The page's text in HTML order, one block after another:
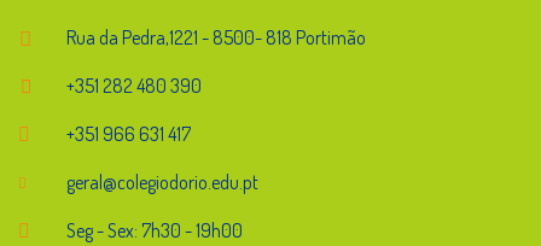
Rua da Pedra,1221 - 8500- 818 Portimão
+351 282 480 390
+351 966 631 417
geral@colegiodorio.edu.pt
Seg - Sex: 7h30 - 19h00